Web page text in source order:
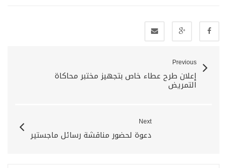
Previous
إعلان طرح عطاء خاص بتجهيز مختبر محاكاة
التمريض
Next
دعوة لحضور مناقشة رسائل ماجستير